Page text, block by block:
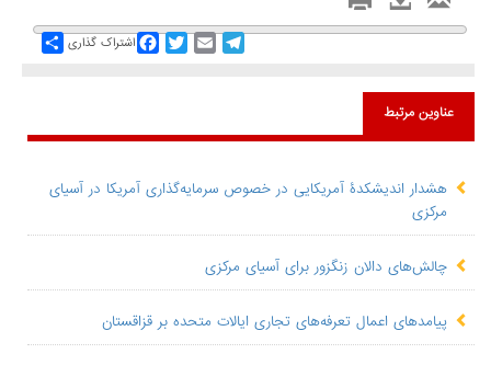
Share اشتراک گذاری
FacebookTwitterEmail
Telegram
عناوین مرتبط
هشدار اندیشکدۀ آمریکایی در خصوص سرمایه‌گذاری آمریکا در آسیای
مرکزی
​چالش‌های دالان زنگزور برای آسیای مرکزی
پیامدهای اعمال تعرفه‌های تجاری ایالات متحده بر قزاقستان